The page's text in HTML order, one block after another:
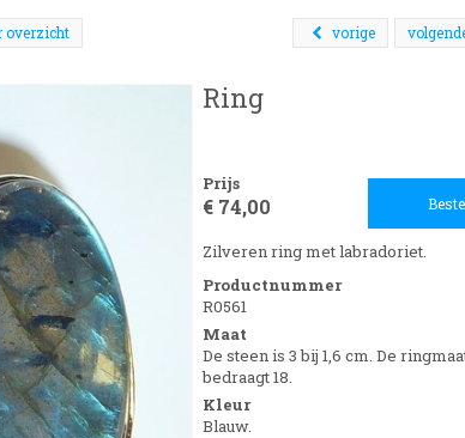
overzicht vorige
Ring
Prijs
€ 74,00
Zilveren ring met labradoriet.
Productnummer
R0561
Maat
De steen is 3 bij 1,6 cm. De
bedraagt 18.
Kleur
Blauw.